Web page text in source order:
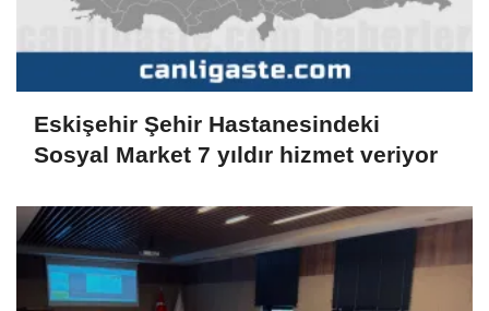
Eskişehir Şehir Hastanesindeki
Sosyal Market 7 yıldır hizmet veriyor